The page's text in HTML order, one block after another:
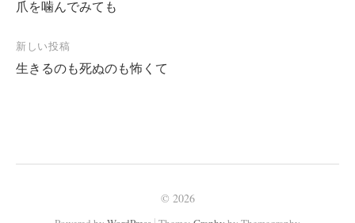
稿
ナ
ビ
ゲ
爪を噛んでみても
新しい投稿
生きるのも死ぬのも怖くて
© 2026